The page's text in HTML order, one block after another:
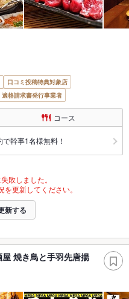
口コミ投稿特典対象店
適格請求書発行事業者
コース
幹事1名様無料！
敗しました。
更新してください。
新する
屋 焼き鳥と手羽先唐揚